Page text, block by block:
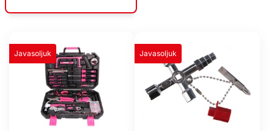
Javasoljuk Javasoljuk